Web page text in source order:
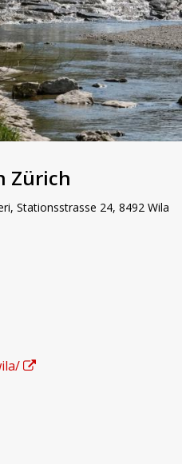
Zürich
Stationsstrasse 24, 8492 Wila